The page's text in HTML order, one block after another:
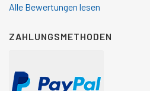
Alle Bewertungen lesen
ZAHLUNGSMETHODEN